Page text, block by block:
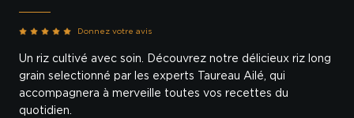
Donnez votre avis
Un riz cultivé avec soin. Découvrez notre délicieux riz long
grain selectionné par les experts Taureau Ailé, qui
accompagnera à merveille toutes vos recettes du
quotidien.